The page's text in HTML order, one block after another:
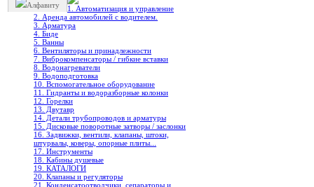
Алфавиту
1. Автоматизация и управление
2. Аренда автомобилей с водителем.
3. Арматура
4. Биде
5. Ванны
6. Вентиляторы и принадлежности
7. Виброкомпенсаторы / гибкие вставки
8. Водонагреватели
9. Водоподготовка
10. Вспомогательное оборудование
11. Гидранты и водоразборные колонки
12. Горелки
13. Двутавр
14. Детали трубопроводов и арматуры
15. Дисковые поворотные затворы / заслонки
16. Задвижки, вентили, клапаны, штоки,
штурвалы, коверы, опорные плиты...
17. Инструменты
18. Кабины душевые
19. КАТАЛОГИ
20. Клапаны и регуляторы
21. Конденсатоотводчики, сепараторы и